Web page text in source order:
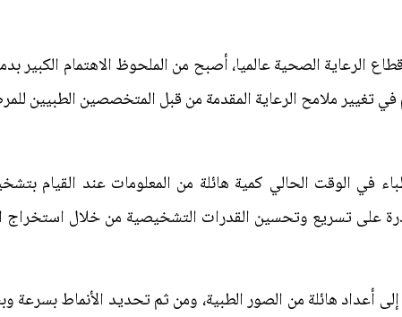
الرعاية الصحية عالميا، أصبح من الملحوظ الاهتمام الكبير
في تغيير ملامح الرعاية المقدمة من قبل المتخصصين الطبيين
في الوقت الحالي كمية هائلة من المعلومات عند القيام
على تسريع وتحسين القدرات التشخيصية من خلال استخراج
أعداد هائلة من الصور الطبية، ومن ثم تحديد الأنماط بسرعة